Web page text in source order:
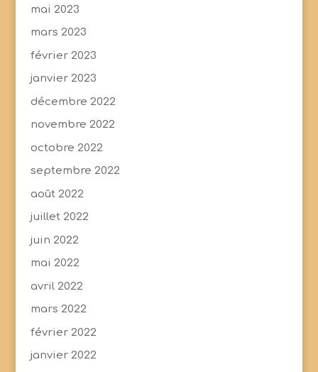
mai 2023
mars 2023
février 2023
janvier 2023
décembre 2022
novembre 2022
octobre 2022
septembre 2022
août 2022
juillet 2022
juin 2022
mai 2022
avril 2022
mars 2022
février 2022
janvier 2022